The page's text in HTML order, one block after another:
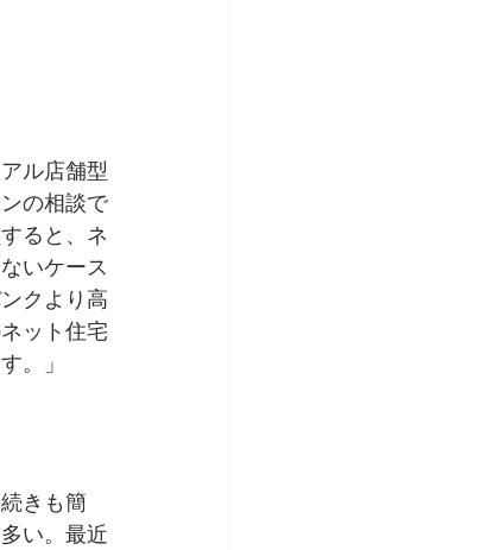
ル店舗型
の相談で
ると、ネ
いケース
クより高
ット住宅
。」
きも簡
い。最近